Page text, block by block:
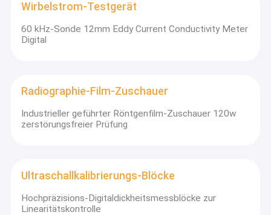
Wirbelstrom-Testgerät
60 kHz-Sonde 12mm Eddy Current Conductivity Meter
Digital
Radiographie-Film-Zuschauer
Industrieller geführter Röntgenfilm-Zuschauer 120w
zerstörungsfreier Prüfung
Ultraschallkalibrierungs-Blöcke
Hochpräzisions-Digitaldickheitsmessblöcke zur
Linearitätskontrolle